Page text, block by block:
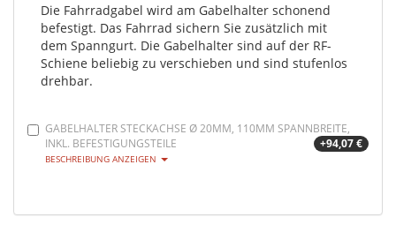
Die Fahrradgabel wird am Gabelhalter schonend
befestigt. Das Fahrrad sichern Sie zusätzlich mit
dem Spanngurt. Die Gabelhalter sind auf der RF-
Schiene beliebig zu verschieben und sind stufenlos
drehbar.
GABELHALTER STECKACHSE Ø 20MM, 110MM SPANNBREITE,
INKL. BEFESTIGUNGSTEILE
+94,07 €
BESCHREIBUNG ANZEIGEN